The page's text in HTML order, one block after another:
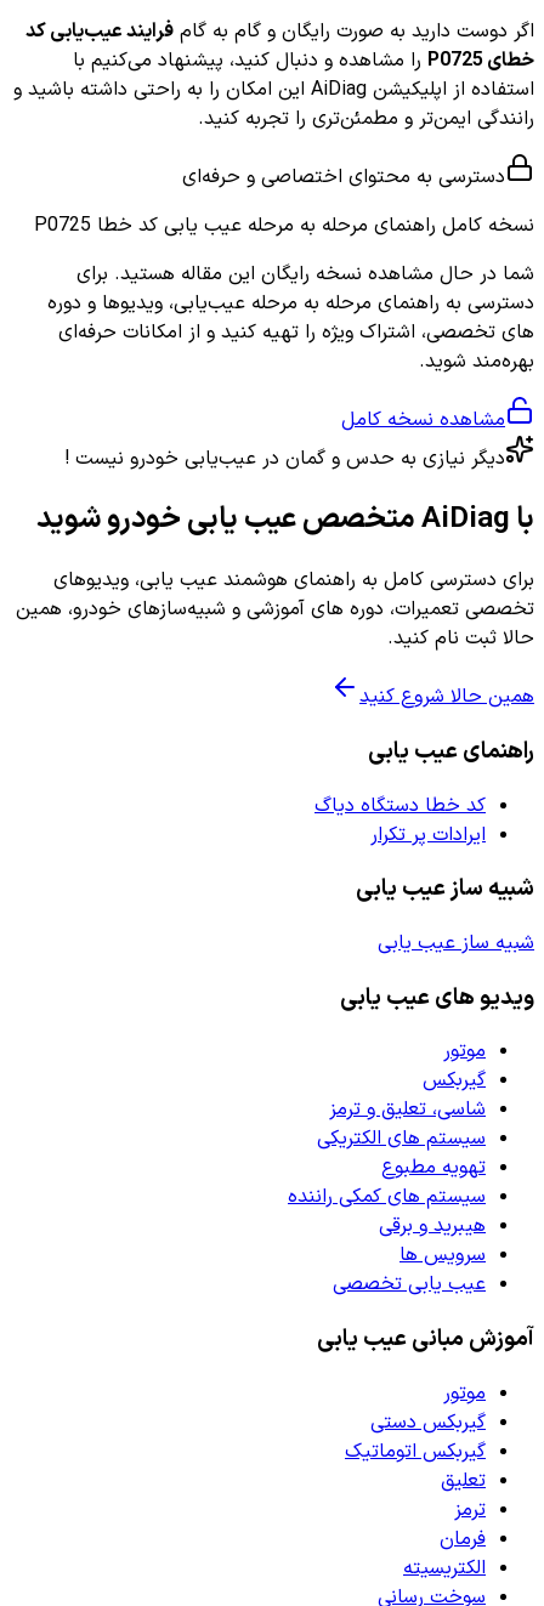
اگر دوست دارید به صورت رایگان و گام به گام فرایند عیب‌یابی کد
خطای P0725
را مشاهده و دنبال کنید، پیشنهاد می‌کنیم با
استفاده از اپلیکیشن AiDiag این امکان را به راحتی داشته باشید و
رانندگی ایمن‌تر و مطمئن‌تری را تجربه کنید.
دسترسی به محتوای اختصاصی و حرفه‌ای
نسخه کامل راهنمای مرحله به مرحله عیب یابی کد خطا P0725
شما در حال مشاهده نسخه رایگان این مقاله هستید. برای
دسترسی به راهنمای مرحله به مرحله عیب‌یابی، ویدیوها و دوره
های تخصصی، اشتراک ویژه را تهیه کنید و از امکانات حرفه‌ای
بهره‌مند شوید.
مشاهده نسخه کامل
دیگر نیازی به حدس و گمان در عیب‌یابی خودرو نیست !
با AiDiag متخصص عیب یابی خودرو شوید
برای دسترسی کامل به راهنمای هوشمند عیب یابی، ویدیوهای
تخصصی تعمیرات، دوره های آموزشی و شبیه‌سازهای خودرو، همین
حالا ثبت نام کنید.
همین حالا شروع کنید
راهنمای عیب یابی
کد خطا دستگاه دیاگ
ایرادات پر تکرار
شبیه ساز عیب یابی
شبیه ساز عیب یابی
ویدیو های عیب یابی
موتور
گیربکس
شاسی، تعلیق و ترمز
سیستم های الکتریکی
تهویه مطبوع
سیستم های کمکی راننده
هیبرید و برقی
سرویس ها
عیب یابی تخصصی
آموزش مبانی عیب یابی
موتور
گیربکس دستی
گیربکس اتوماتیک
تعلیق
ترمز
فرمان
الکتریسیته
سوخت رسانی